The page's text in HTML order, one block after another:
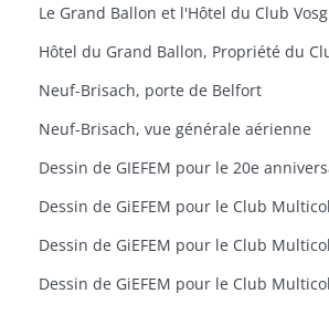
Le Grand Ballon et l'Hôtel du Club
Hôtel du Grand Ballon, Propriété du
Neuf-Brisach, porte de Belfort
Neuf-Brisach, vue générale aérienne